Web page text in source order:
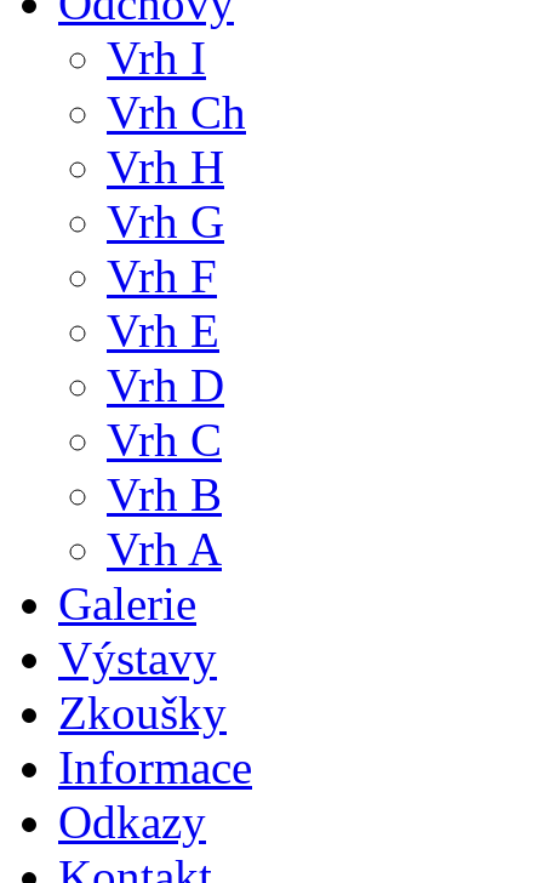
Vrh I
Vrh Ch
Vrh H
Vrh G
Vrh F
Vrh E
Vrh D
Vrh C
Vrh B
Vrh A
Galerie
Výstavy
Zkoušky
Informace
Odkazy